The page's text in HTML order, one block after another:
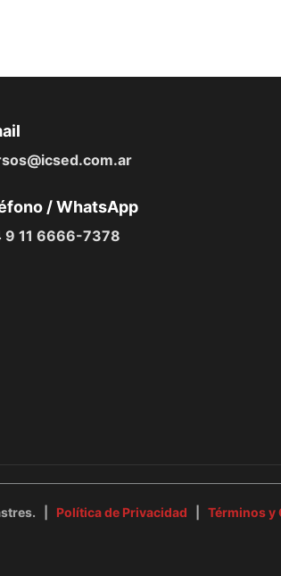
/ WhatsApp
9 11 6666-7378
| Política de Privacidad Términos y